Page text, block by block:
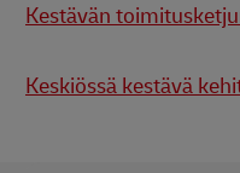
Kestävän
Keskiössä kestävä